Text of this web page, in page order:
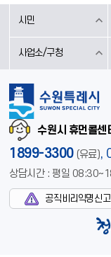
시민
사업소/구청
수원시 휴먼콜센
1899-3300 (유료),
상담시간 : 평일
공직비리익명신